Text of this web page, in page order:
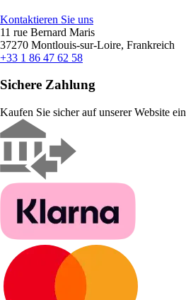
Kontaktieren Sie uns
11 rue Bernard Maris
37270 Montlouis-sur-Loire, Frankreich
+33 1 86 47 62 58
Sichere Zahlung
Kaufen Sie sicher auf unserer Website ein